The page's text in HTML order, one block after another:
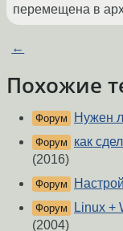
перемещена в
←
Похожие
Форум Нужен
Форум
как
(2016)
Форум
Форум
Linux +
(2004)